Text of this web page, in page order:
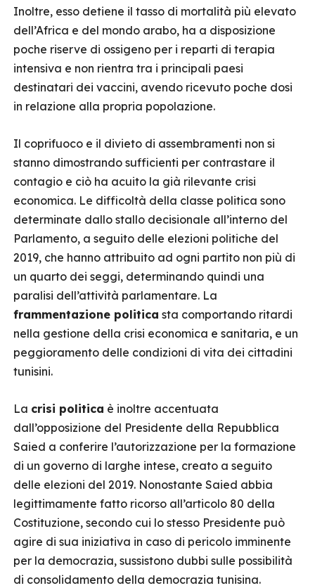
Inoltre, esso detiene il tasso di mortalità più elevato
dell’Africa e del mondo arabo, ha a disposizione
poche riserve di ossigeno per i reparti di terapia
intensiva e non rientra tra i principali paesi
destinatari dei vaccini, avendo ricevuto poche dosi
in relazione alla propria popolazione.
Il coprifuoco e il divieto di assembramenti non si
stanno dimostrando sufficienti per contrastare il
contagio e ciò ha acuito la già rilevante crisi
economica. Le difficoltà della classe politica sono
determinate dallo stallo decisionale all’interno del
Parlamento, a seguito delle elezioni politiche del
2019, che hanno attribuito ad ogni partito non più di
un quarto dei seggi, determinando quindi una
paralisi dell’attività parlamentare. La
frammentazione politica sta comportando ritardi
nella gestione della crisi economica e sanitaria, e un
peggioramento delle condizioni di vita dei cittadini
tunisini.
La crisi politica è inoltre accentuata
dall’opposizione del Presidente della Repubblica
Saied a conferire l’autorizzazione per la formazione
di un governo di larghe intese, creato a seguito
delle elezioni del 2019. Nonostante Saied abbia
legittimamente fatto ricorso all’articolo 80 della
Costituzione, secondo cui lo stesso Presidente può
agire di sua iniziativa in caso di pericolo imminente
per la democrazia, sussistono dubbi sulle possibilità
di consolidamento della democrazia tunisina.